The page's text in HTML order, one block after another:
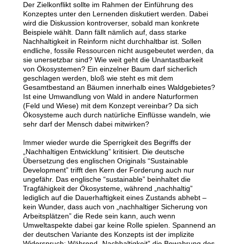
Der Zielkonflikt sollte im Rahmen der Einführung des
Konzeptes unter den Lernenden diskutiert werden. Dabei
wird die Diskussion kontroverser, sobald man konkrete
Beispiele wählt. Dann fällt nämlich auf, dass starke
Nachhaltigkeit in Reinform nicht durchhaltbar ist. Sollen
endliche, fossile Ressourcen nicht ausgebeutet werden, da
sie unersetzbar sind? Wie weit geht die Unantastbarkeit
von Ökosystemen? Ein einzelner Baum darf sicherlich
geschlagen werden, bloß wie steht es mit dem
Gesamtbestand an Bäumen innerhalb eines Waldgebietes?
Ist eine Umwandlung von Wald in andere Naturformen
(Feld und Wiese) mit dem Konzept vereinbar? Da sich
Ökosysteme auch durch natürliche Einflüsse wandeln, wie
sehr darf der Mensch dabei mitwirken?
Immer wieder wurde die Sperrigkeit des Begriffs der
„Nachhaltigen Entwicklung” kritisiert. Die deutsche
Übersetzung des englischen Originals “Sustainable
Development” trifft den Kern der Forderung auch nur
ungefähr. Das englische “sustainable” beinhaltet die
Tragfähigkeit der Ökosysteme, während „nachhaltig”
lediglich auf die Dauerhaftigkeit eines Zustands abhebt –
kein Wunder, dass auch von „nachhaltiger Sicherung von
Arbeitsplätzen” die Rede sein kann, auch wenn
Umweltaspekte dabei gar keine Rolle spielen. Spannend an
der deutschen Variante des Konzepts ist der implizite